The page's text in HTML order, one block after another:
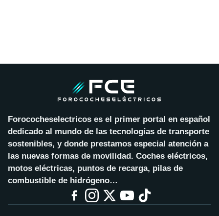
Forococheselectricos es el primer portal en español
dedicado al mundo de las tecnologías de transporte
sostenibles, y donde prestamos especial atención a
las nuevas formas de movilidad. Coches eléctricos,
motos eléctricas, puntos de recarga, pilas de
combustible de hidrógeno…